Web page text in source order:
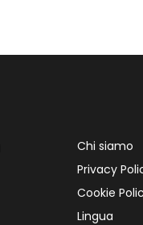
Chi siamo
Privacy
Cookie
Lingua